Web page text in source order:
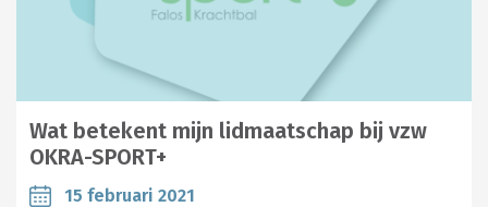
Wat betekent mijn lidmaatschap bij vzw
OKRA-SPORT+
15 februari 2021